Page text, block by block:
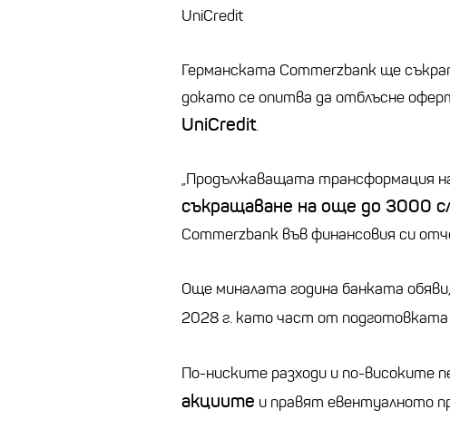
UniCredit
Германската Commerzbank ще
докато се опитва да отблъсне
UniCredit.
„Продължаващата трансформация
съкращаване на още до 3000
Commerzbank във финансовия си
Още миналата година банката
2028 г. като част от
По-ниските разходи и по-високите
акциите и правят евентуалното